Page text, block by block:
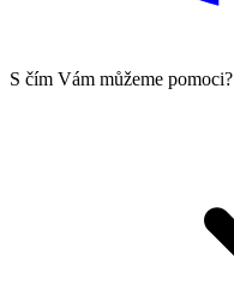
S čím Vám můžeme pomoci?